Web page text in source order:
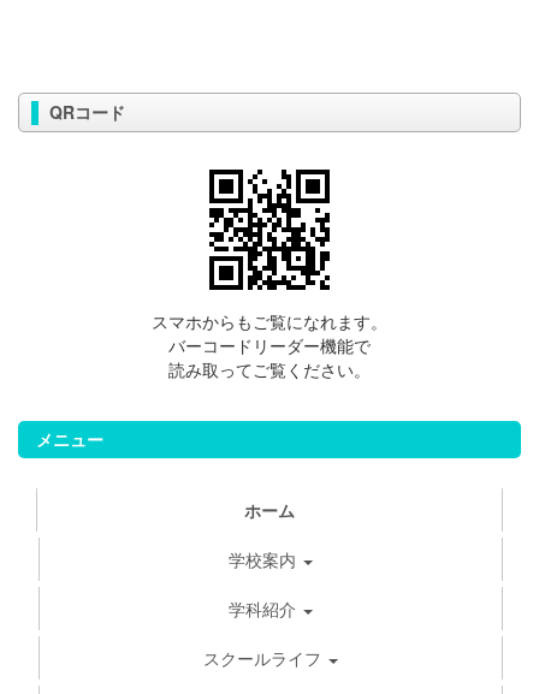
QRコード
スマホからもご覧になれます。
バーコードリーダー機能で
読み取ってご覧ください。
メニュー
ホーム
学校案内
学科紹介
スクールライフ